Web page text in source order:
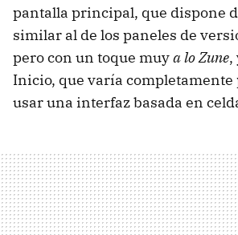
pantalla principal, que dispone
similar al de los paneles de
pero con un toque muya lo Zune,
Inicio, que varía completamente
usar una interfaz basada en